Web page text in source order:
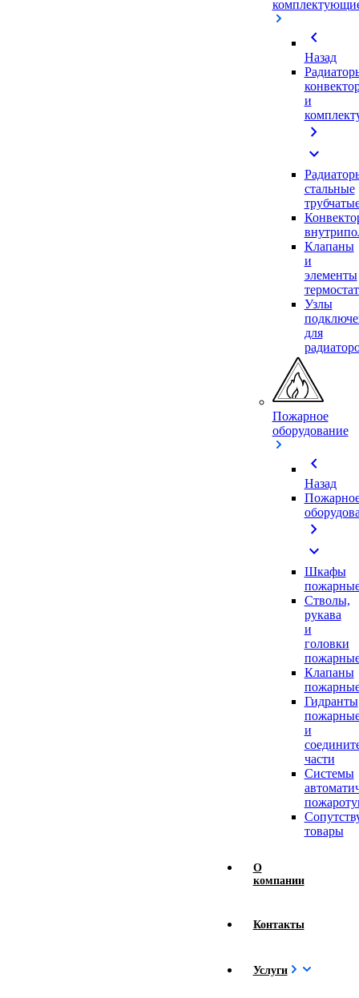
chevron_left
Назад
и
chevron_right
expand_more
стальные
Клапаны
и
элементы
Узлы
для
Пожарное
оборудование
chevron_left
Назад
chevron_right
expand_more
Шкафы
Стволы,
рукава
и
головки
Клапаны
Гидранты
и
части
Системы
товары
О
компании
Контакты
Услуги